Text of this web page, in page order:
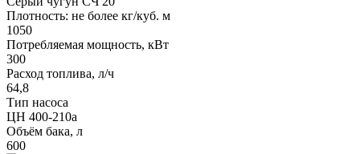
Плотность: не более кг/куб. м
1050
Потребляемая мощность, кВт
300
Расход топлива, л/ч
64,8
Тип насоса
ЦН 400-210a
Объём бака, л
600